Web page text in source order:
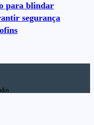
para blindar
segurança